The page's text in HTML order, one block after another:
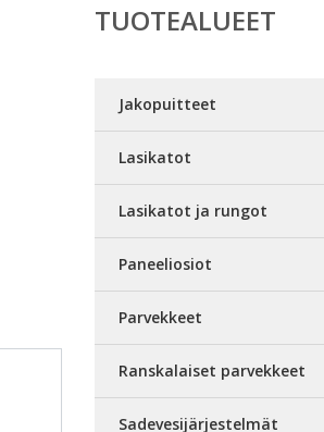
TUOTEALUEET
Jakopuitteet
Lasikatot
Lasikatot ja rungot
Paneeliosiot
Parvekkeet
Ranskalaiset parvekkeet
Sadevesijärjestelmät